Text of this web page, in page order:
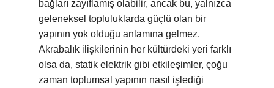
bağları zayıflamış olabilir, ancak bu, yalnızca
geleneksel topluluklarda güçlü olan bir
yapının yok olduğu anlamına gelmez.
Akrabalık ilişkilerinin her kültürdeki yeri farklı
olsa da, statik elektrik gibi etkileşimler, çoğu
zaman toplumsal yapının nasıl işlediği